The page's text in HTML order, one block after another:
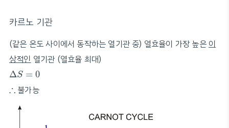
카르노 기관
(같은 온도 사이에서 동작하는 열기관 중) 열효율이 가장 높은이
상적인열기관 (열효율 최대)
ΔS = 0
ΔS= 0
∴∴불가능